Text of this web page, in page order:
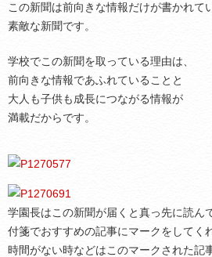
この新聞は前向きな情報だけが書かれて
素敵な新聞です。
学校でこの新聞を取っている理由は、
前向きな情報であふれていることと
大人も子供も成長につながる情報が
満載だからです。
学園長はこの新聞が届くと真っ先に読んで
付箋でおすすめの記事にマークをしてく
時間がない時などはこのマークされた記